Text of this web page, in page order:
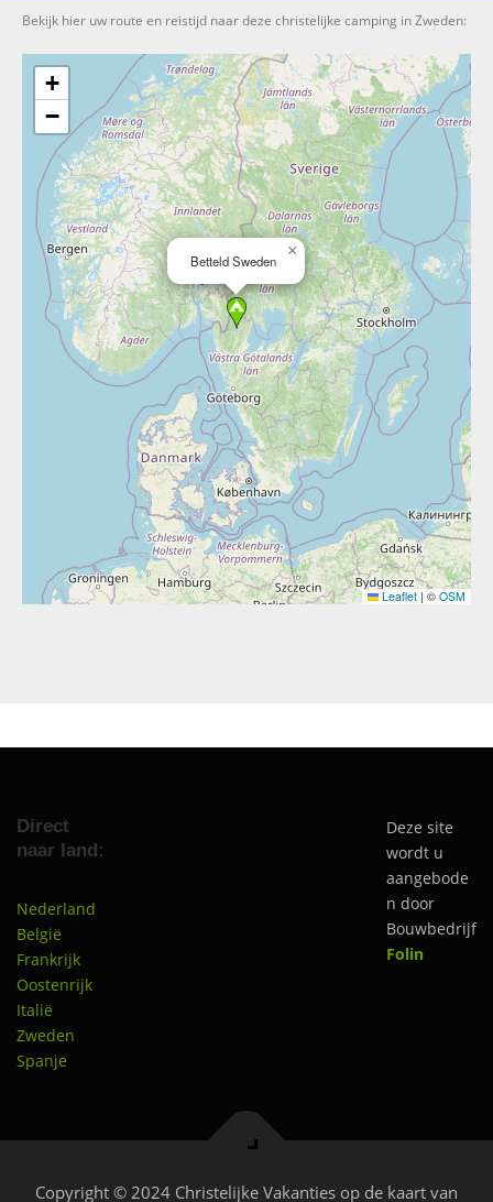
Bekijk hier uw route en reistijd naar deze christelijke camping in Zweden:
Betteld Sweden
×
+
−
Leaflet | © OSM
Direct
naar land:
Nederland
België
Frankrijk
Oostenrijk
Italië
Zweden
Spanje
Deze site
wordt u
aangebode
n door
Bouwbedrijf
Folin